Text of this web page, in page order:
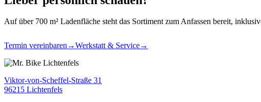
Auf über 700 m² Ladenfläche steht das Sortiment zum Anfassen bereit,
Termin vereinbaren →Werkstatt & Service→
Viktor-von-Scheffel-Straße 31
96215 Lichtenfels